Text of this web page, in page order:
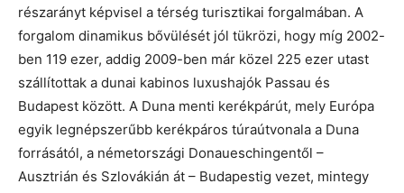
részarányt képvisel a térség turisztikai forgalmában. A
forgalom dinamikus bővülését jól tükrözi, hogy míg 2002-
ben 119 ezer, addig 2009-ben már közel 225 ezer utast
szállítottak a dunai kabinos luxushajók Passau és
Budapest között. A Duna menti kerékpárút, mely Európa
egyik legnépszerűbb kerékpáros túraútvonala a Duna
forrásától, a németországi Donaueschingentől –
Ausztrián és Szlovákián át – Budapestig vezet, mintegy